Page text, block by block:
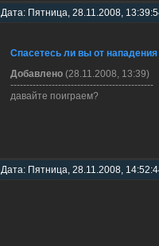
Дата: Пятница, 28.11.2008,
Спасетесь ли вы от
Добавлено (28.11.2008, 13:39)
---------------------------------------------
давайте поиграем?
Дата: Пятница, 28.11.2008,